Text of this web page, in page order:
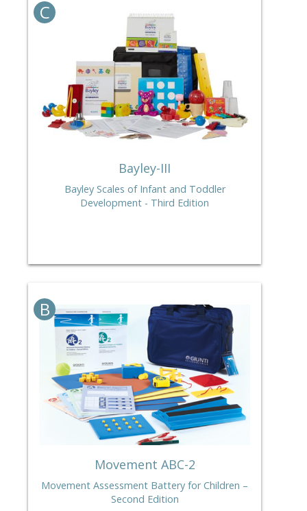
C
Bayley-III
Bayley Scales of Infant and Toddler
Development - Third Edition
B
Movement ABC-2
Movement Assessment Battery for Children –
Second Edition